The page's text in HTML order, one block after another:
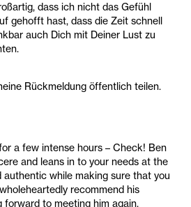
dass ich nicht das Gefühl
gehofft hast, dass die Zeit schnell
auch Dich mit Deiner Lust zu
Rückmeldung öffentlich teilen.
a few intense hours – Check! Ben
and leans in to your needs at the
authentic while making sure that you
recommend his
forward to meeting him again.